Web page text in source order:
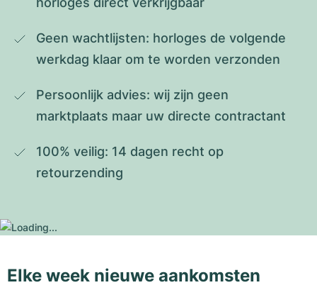
Geen wachtlijsten: horloges de volgende
werkdag klaar om te worden verzonden
Persoonlijk advies: wij zijn geen
marktplaats maar uw directe contractant
100% veilig: 14 dagen recht op
retourzending
Elke week nieuwe aankomsten